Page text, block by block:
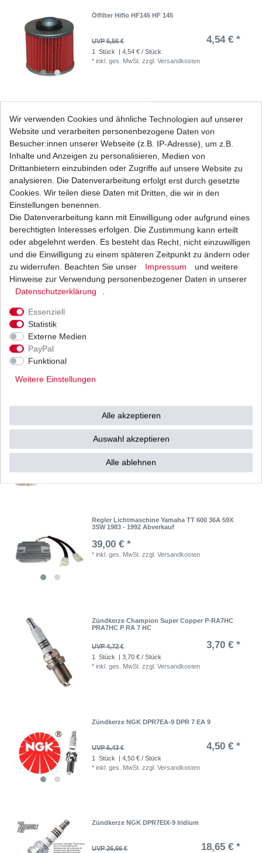
Ölfilter Hiflo HF145 HF 145
UVP 5,56 € 4,54 € *
1 Stück
| 4,54 € / Stück
*inkl. ges. MwSt. zzgl.Versandkosten
Ölfilter TMF145 TMF 145
UVP 4,74 € 3,87 € *
| 3,87 € / Stück
inkl. ges. MwSt. Versandkosten
Ölfilter Yamaha TT 600 36A 3SW 4GV 4LW 59X
UVP 4,74 € 3,87 € *
1 Stück | 3,87 € / Stück
inkl. ges. MwSt. zzgl.
Regler Lichtmaschine Yamaha TT 600 36A 59X
1983-1992 Eigenproduktion
49,80 € *
1 Stück | 49,80 € / Stück
inkl. ges. MwSt.zzgl.
Regler Lichtmaschine Yamaha TT 600 36A 59X
3SW 1983 - 1992 Abverkauf
39,00 € *
*inkl. ges. MwSt. zzgl.Versandkosten
Zündkerze Champion Super Copper P-RA7HC
PRA7HC P RA 7 HC
UVP 4,72 € 3,70 € *
1 Stück
| 3,70 € / Stück
*inkl. ges. MwSt. zzgl.Versandkosten
Zündkerze NGK DPR7EA-9 DPR 7 EA 9
UVP 6,43 € 4,50 € *
1 Stück
| 4,50 € / Stück
*inkl. ges. MwSt. zzgl.Versandkosten
Zündkerze NGK DPR7EIX-9 Iridium
UVP 26,66 € 18,65 € *
Wir verwenden Cookies und ähnliche Technologien auf unserer
Website und verarbeiten personenbezogene Daten von
Besucher:innen unserer Webseite (z.B. IP-Adresse), um z.B.
Inhalte und Anzeigen zu personalisieren, Medien von
Drittanbietern einzubinden oder Zugriffe auf unsere Website zu
analysieren. Die Datenverarbeitung erfolgt erst durch gesetzte
Cookies. Wir teilen diese Daten mit Dritten, die wir in den
Einstellungen benennen.
Die Datenverarbeitung kann mit Einwilligung oder aufgrund eines
berechtigten Interesses erfolgen. Die Zustimmung kann erteilt
oder abgelehnt werden. Es besteht das Recht, nicht einzuwilligen
und die Einwilligung zu einem späteren Zeitpunkt zu ändern oder
zu widerrufen. Beachten Sie unser
Impressum
und weitere
Hinweise zur Verwendung personenbezogener Daten in unserer
Daten­schutz­erklärung
Essenziell
Statistik
Externe Medien
PayPal
Funktional
Weitere Einstellungen
Alle akzeptieren
Auswahl akzeptieren
Alle ablehnen